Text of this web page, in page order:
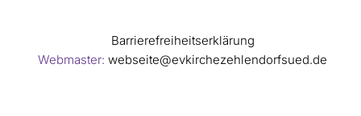
Barrierefreiheitserklärung
Webmaster: webseite@evkirchezehlendorfsued.de